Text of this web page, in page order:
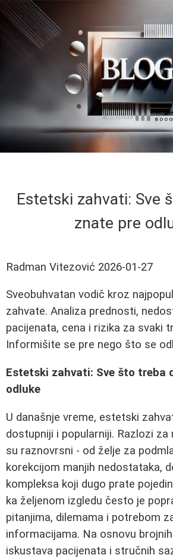
Estetski zahvati: Sve
znate pre
Radman Vitezović 2026-01-27
Sveobuhvatan vodič kroz
zahvate. Analiza prednosti,
pacijenata, cena i rizika za svaki
Informišite se pre nego što se
Estetski zahvati: Sve što treba
odluke
U današnje vreme, estetski
dostupniji i popularniji. Razlozi za
su raznovrsni - od želje za
korekcijom manjih nedostataka,
kompleksa koji dugo prate
ka željenom izgledu često je
pitanjima, dilemama i potrebom
informacijama. Na osnovu
iskustava pacijenata i stručnih